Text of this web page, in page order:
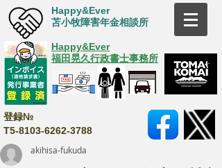
Happy&Ever
苫小牧障害年金相談所
Happy&Ever
福田晃久行政書士事務所
登録№
T5-8103-6262-3788
akihisa-fukuda